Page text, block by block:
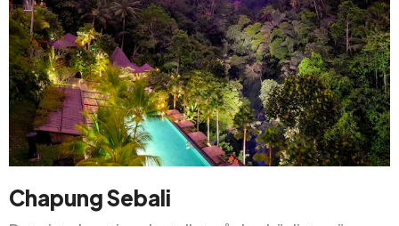
Chapung Sebali